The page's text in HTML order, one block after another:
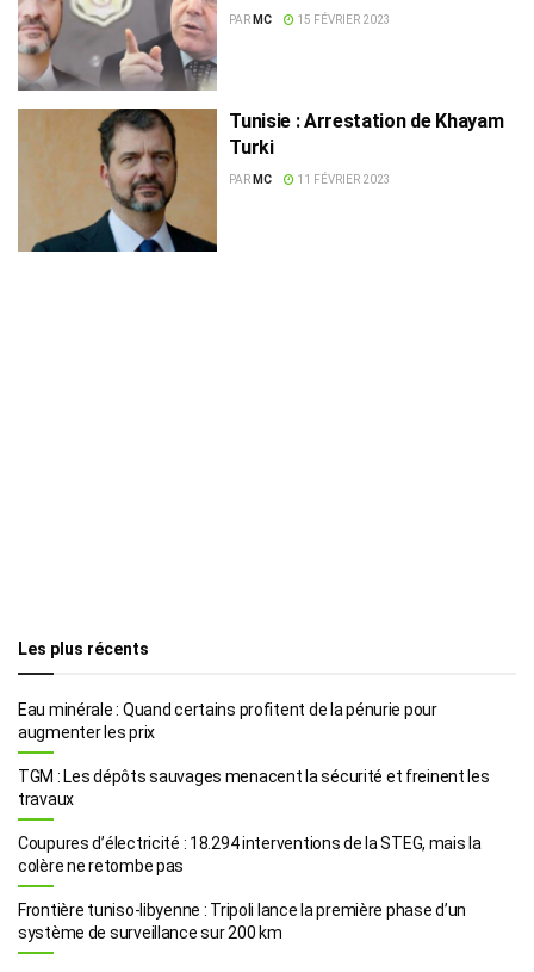
vides !
PAR MC 15 FÉVRIER 2023
Tunisie : Arrestation de Khayam
Turki
PAR MC 11 FÉVRIER 2023
Les plus récents
Eau minérale : Quand certains profitent de la pénurie pour
augmenter les prix
TGM : Les dépôts sauvages menacent la sécurité et freinent les
travaux
Coupures d’électricité : 18.294 interventions de la STEG, mais la
colère ne retombe pas
Frontière tuniso-libyenne : Tripoli lance la première phase d’un
système de surveillance sur 200 km